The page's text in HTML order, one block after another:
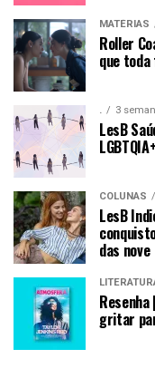
MATÉRIAS
Roller
que toda
. 3
LesB
LGBTQIA+
COLUNAS
LesB
das nove
gritar